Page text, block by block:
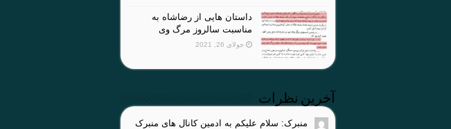
داستان هایی از رضاشاه به
مناسبت سالروز مرگ وی
جولای 26, 2021
آخرین نظرات
منبرک: سلام علیکم به ادمین کانال های منبرک